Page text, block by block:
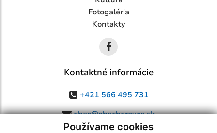
Používame cookies
Fotogaléria
Kontakty
Kontaktné informácie
+421 566 495 731
obec@obechorovce.sk